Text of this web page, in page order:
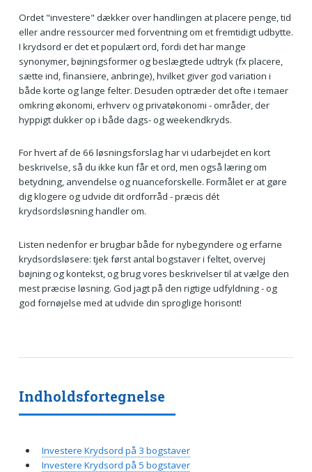
Ordet "investere" dækker over handlingen at placere penge, tid
eller andre ressourcer med forventning om et fremtidigt udbytte.
I krydsord er det et populært ord, fordi det har mange
synonymer, bøjningsformer og beslægtede udtryk (fx placere,
sætte ind, finansiere, anbringe), hvilket giver god variation i
både korte og lange felter. Desuden optræder det ofte i temaer
omkring økonomi, erhverv og privatøkonomi - områder, der
hyppigt dukker op i både dags- og weekendkryds.
For hvert af de 66 løsningsforslag har vi udarbejdet en kort
beskrivelse, så du ikke kun får et ord, men også læring om
betydning, anvendelse og nuanceforskelle. Formålet er at gøre
dig klogere og udvide dit ordforråd - præcis dét
krydsordsløsning handler om.
Listen nedenfor er brugbar både for nybegyndere og erfarne
krydsordsløsere: tjek først antal bogstaver i feltet, overvej
bøjning og kontekst, og brug vores beskrivelser til at vælge den
mest præcise løsning. God jagt på den rigtige udfyldning - og
god fornøjelse med at udvide din sproglige horisont!
Indholdsfortegnelse
Investere Krydsord på 3 bogstaver
Investere Krydsord på 5 bogstaver